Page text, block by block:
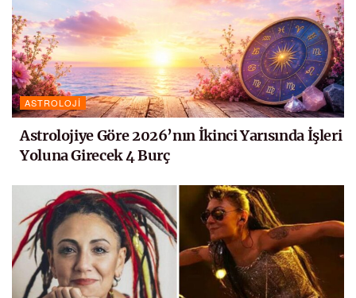
ASTROLOJI
Astrolojiye Göre 2026’nın İkinci Yarısında İşleri
Yoluna Girecek 4 Burç